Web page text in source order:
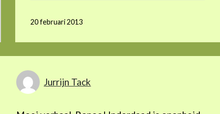
20 februari 2013
Jurrijn Tack